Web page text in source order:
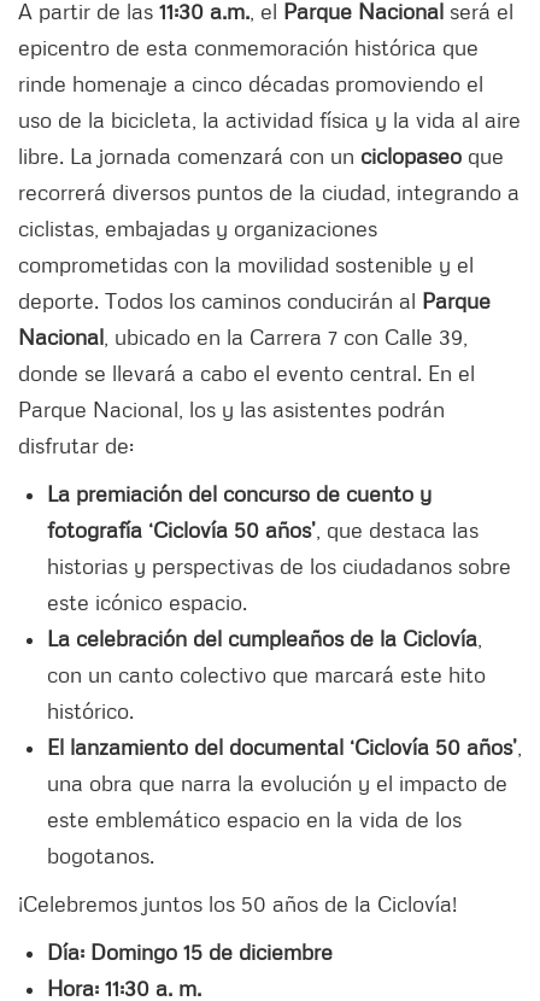
A partir de las 11:30 a.m. , el Parque Nacional será el
epicentro de esta conmemoración histórica que
rinde homenaje a cinco décadas promoviendo el
uso de la bicicleta, la actividad física y la vida al aire
libre. La jornada comenzará con un ciclopaseo que
recorrerá diversos puntos de la ciudad, integrando a
ciclistas, embajadas y organizaciones
comprometidas con la movilidad sostenible y el
deporte. Todos los caminos conducirán al Parque
Nacional , ubicado en la Carrera 7 con Calle 39,
donde se llevará a cabo el evento central. En el
Parque Nacional, los y las asistentes podrán
disfrutar de:
La premiación del concurso de cuento y
fotografía ‘Ciclovía 50 años’ , que destaca las
historias y perspectivas de los ciudadanos sobre
este icónico espacio.
La celebración del cumpleaños de la Ciclovía
con un canto colectivo que marcará este hito
histórico.
El lanzamiento del documental ‘Ciclovía 50 años’
una obra que narra la evolución y el impacto de
este emblemático espacio en la vida de los
bogotanos.
¡Celebremos juntos los 50 años de la Ciclovía!
Día: Domingo 15 de diciembre
Hora: 11:30 a. m.